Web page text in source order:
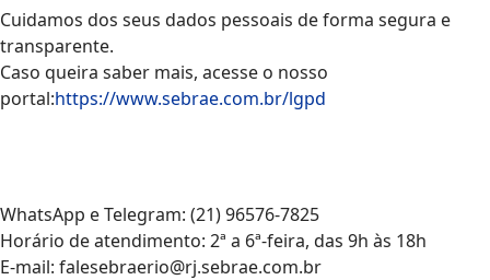
Cuidamos dos seus dados pessoais de forma segura e
transparente.
Caso queira saber mais, acesse o nosso
portal:https://www.sebrae.com.br/lgpd
WhatsApp e Telegram: (21) 96576-7825
Horário de atendimento: 2ª a 6ª-feira, das 9h às 18h
E-mail: falesebraerio@rj.sebrae.com.br